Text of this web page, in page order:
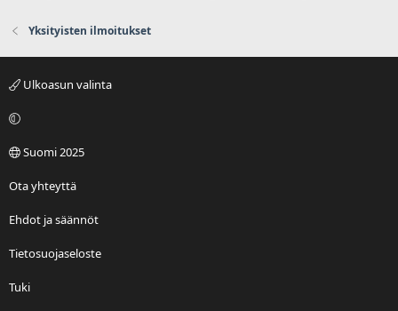
Yksityisten ilmoitukset
Ulkoasun valinta
Suomi 2025
Ota yhteyttä
Ehdot ja säännöt
Tietosuojaseloste
Tuki